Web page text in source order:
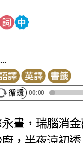
00:00
晝，瑞腦消